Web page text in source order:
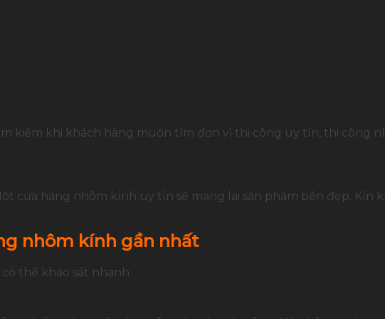
nhất chất lượng cao
kiếm khi khách hàng muốn tìm đơn vị thi công uy tín, thi công
cửa hàng nhôm kính uy tín sẽ mang lại sản phẩm bền đẹp. Kín
nhôm kính gần nhất
thể khảo sát nhanh.